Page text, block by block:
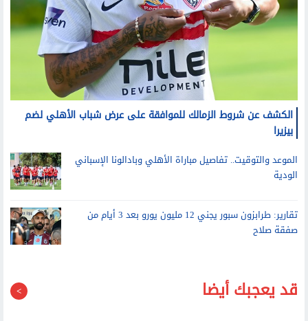
الكشف عن شروط الزمالك للموافقة على عرض شباب الأهلي لضم
بيزيرا
الموعد والتوقيت.. تفاصيل مباراة الأهلي وبادالونا الإسباني
الودية
تقارير: طرابزون سبور يجني 12 مليون يورو بعد 3 أيام من
صفقة صلاح
قد يعجبك أيضا